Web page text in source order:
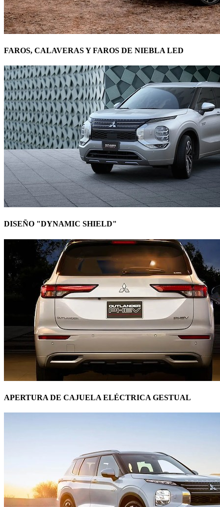
FAROS, CALAVERAS Y FAROS DE NIEBLA LED
DISEÑO "DYNAMIC SHIELD"
APERTURA DE CAJUELA ELÉCTRICA GESTUAL